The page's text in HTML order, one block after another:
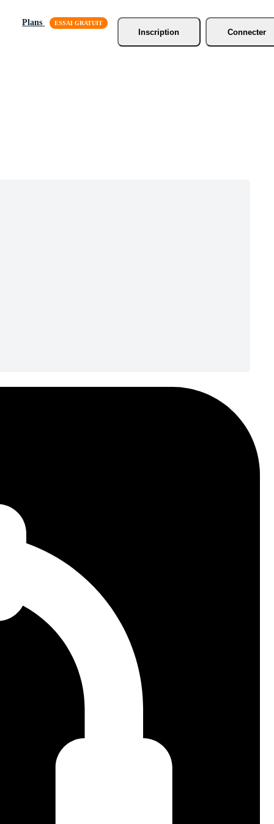
Plans
Inscription
Connecter